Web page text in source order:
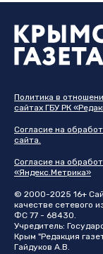
Политика в
сайтах ГБУ РК
Согласие на
сайта.
Согласие на
«Яндекс.Метрика»
© 2000-2025 16+
качестве сетевого
ФС 77 - 68430.
Учредитель:
Крым "Редакция
Гайдуков А.В.